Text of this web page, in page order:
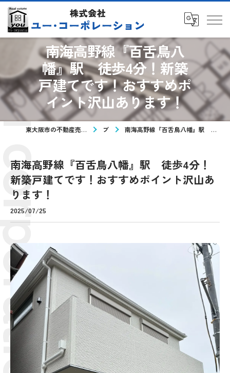
南海高野線『百舌鳥八
幡』駅 徒歩4分！新築
戸建てです！おすすめポ
イント沢山あります！
東大阪市の不動産売却なら株式会社ユー・コーポレーション ブログ 南海高野線『百舌鳥八幡』駅 徒歩4分！新築戸建てです！おすすめポイント沢山あります！
南海高野線『百舌鳥八幡』駅 徒歩4分！
新築戸建てです！おすすめポイント沢山あ
ります！
2025/07/25